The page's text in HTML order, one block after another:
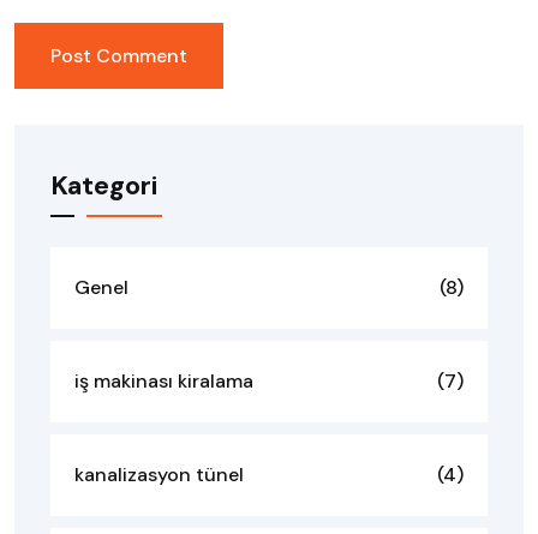
Kategori
Genel (8)
iş makinası kiralama (7)
kanalizasyon tünel (4)